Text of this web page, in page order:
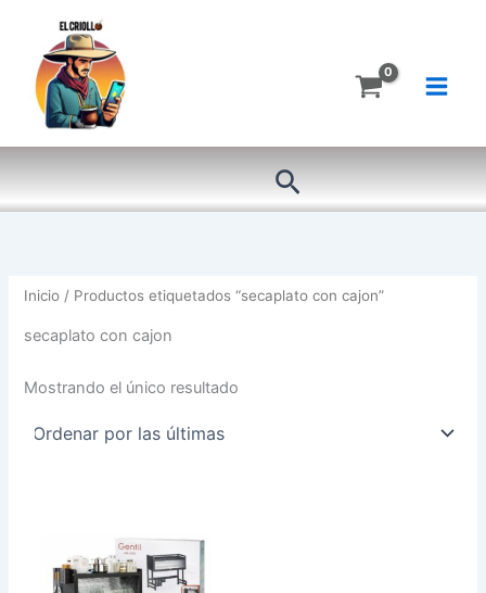
contenido
Buscar
Inicio / Productos etiquetados “secaplato con cajon”
secaplato con cajon
Mostrando el único resultado
GENTIL